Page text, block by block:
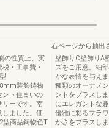
の性質上、実
・工事費・
装飾鋳物
ト住まいの
リーです。南
ました。価
型商品鋳物色T
右ページから抽出
壁飾りC壁飾りA
ズをご用意。細
かな表情を与え
種類のオーナメ
ントをプラスし
にエレガントな
優雅に彩るフラ
かさをプラスし